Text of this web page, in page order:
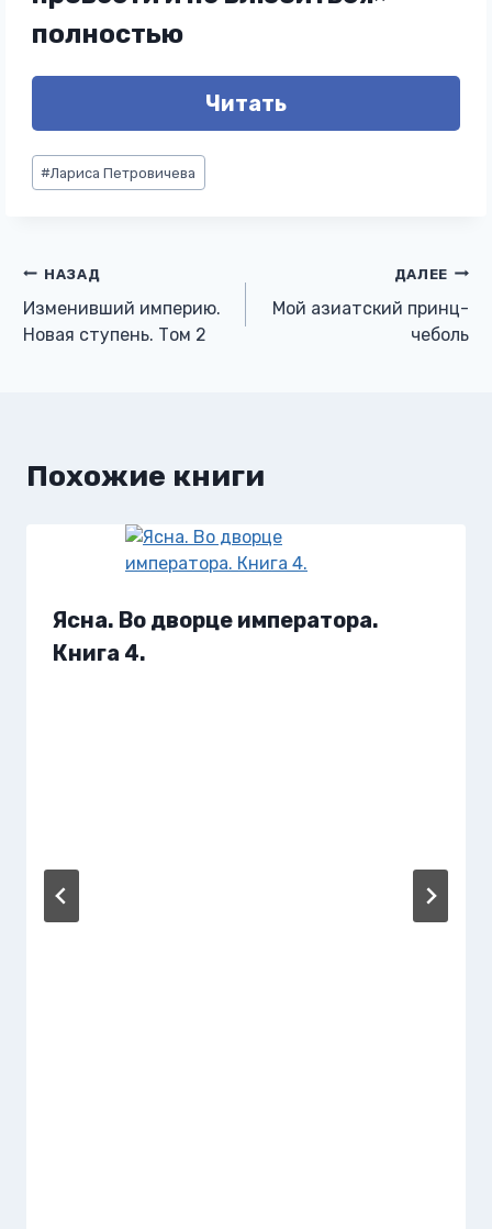
полностью
Читать
Метки
записи:
#Лариса Петровичева
Навигация
по
НАЗАД
Изменивший империю.
Новая ступень. Том 2
ДАЛЕЕ
Мой азиатский принц-
чеболь
Похожие книги
Ясна. Во дворце императора.
Книга 4.